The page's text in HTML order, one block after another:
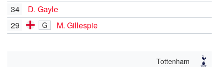
34
D. Gayle
29
G M. Gillespie
Tottenham